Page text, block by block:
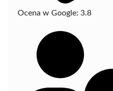
Ocena w Google: 3.8